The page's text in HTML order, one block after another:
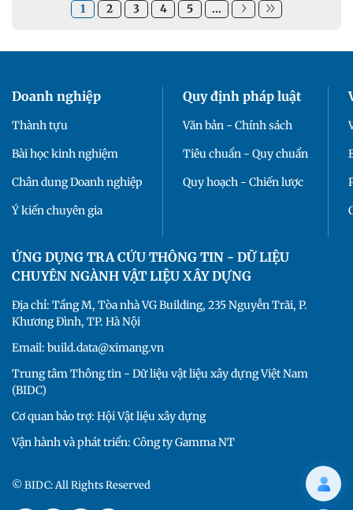
1 2 3 4 5 ...
Doanh nghiệp
Thành tựu
Bài học kinh nghiệm
Chân dung Doanh nghiệp
Ý kiến chuyên gia
Quy định pháp luật
Văn bản - Chính sách
Tiêu chuẩn - Quy chuẩn
Quy hoạch - Chiến lược
ỨNG DỤNG TRA CỨU THÔNG TIN - DỮ LIỆU
CHUYÊN NGÀNH VẬT LIỆU XÂY DỰNG
Địa chỉ: Tầng M, Tòa nhà VG Building, 235 Nguyễn Trãi, P.
Khương Đình, TP. Hà Nội
Email: build.data@ximang.vn
Trung tâm Thông tin - Dữ liệu vật liệu xây dựng Việt Nam
(BIDC)
Cơ quan bảo trợ: Hội Vật liệu xây dựng
Vận hành và phát triển: Công ty Gamma NT
© BIDC: All Rights Reserved